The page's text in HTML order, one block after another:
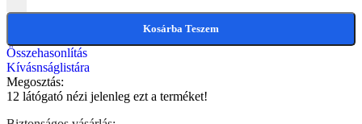
Kosárba Teszem
Összehasonlítás
Kívásnságlistára
Megosztás:
12 látógató nézi jelenleg ezt a terméket!